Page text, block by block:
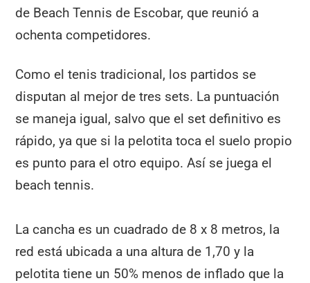
de Beach Tennis de Escobar, que reunió a
ochenta competidores.
Como el tenis tradicional, los partidos se
disputan al mejor de tres sets. La puntuación
se maneja igual, salvo que el set definitivo es
rápido, ya que si la pelotita toca el suelo propio
es punto para el otro equipo. Así se juega el
beach tennis.
La cancha es un cuadrado de 8 x 8 metros, la
red está ubicada a una altura de 1,70 y la
pelotita tiene un 50% menos de inflado que la